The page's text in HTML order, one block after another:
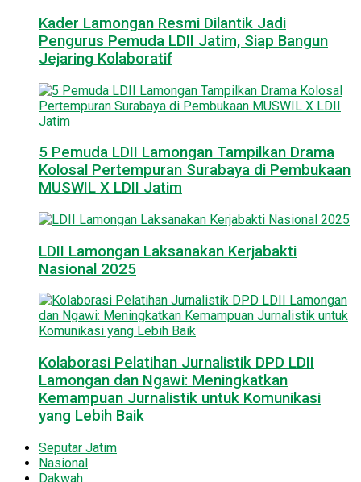
Kader Lamongan Resmi Dilantik Jadi
Pengurus Pemuda LDII Jatim, Siap Bangun
Jejaring Kolaboratif
5 Pemuda LDII Lamongan Tampilkan Drama
Kolosal Pertempuran Surabaya di Pembukaan
MUSWIL X LDII Jatim
LDII Lamongan Laksanakan Kerjabakti
Nasional 2025
Kolaborasi Pelatihan Jurnalistik DPD LDII
Lamongan dan Ngawi: Meningkatkan
Kemampuan Jurnalistik untuk Komunikasi
yang Lebih Baik
Seputar Jatim
Nasional
Dakwah